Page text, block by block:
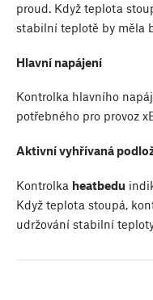
proud. Když teplota
stabilní teplotě by měla
Hlavní napájení
Kontrolka hlavního
potřebného pro provoz
Aktivní vyhřívaná
Kontrolka heatbedu
Když teplota stoupá,
udržování stabilní